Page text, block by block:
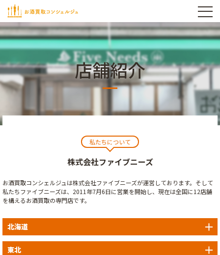
店舗紹介
私たちについて
株式会社ファイブニーズ
お酒買取コンシェルジュは株式会社ファイブニーズが運営しております。そして
私たちファイブニーズは、2011年7月6日に営業を開始し、現在は全国に12店舗
を構えるお酒買取の専門店です。
北海道
東北